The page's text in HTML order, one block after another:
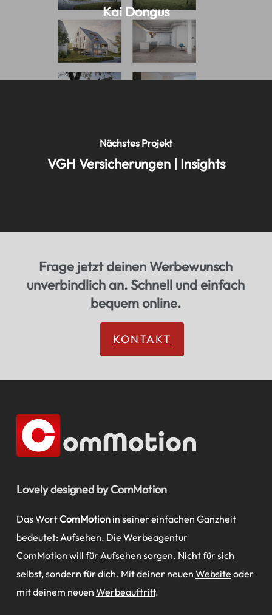
Kai Dongus
Nächstes Projekt
VGH Versicherungen | Insights
Frage jetzt deinen Werbewunsch
unverbindlich an. Schnell und einfach
bequem online.
KONTAKT
Lovely designed by ComMotion
Das WortComMotionin seiner einfachen Ganzheit
bedeutet: Aufsehen. Die Werbeagentur
ComMotion will für Aufsehen sorgen. Nicht für sich
selbst, sondern für dich. Mit deiner neuen Website oder
mit deinem neuen Werbeauftritt.